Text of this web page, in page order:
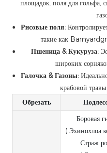
площадок, поля для
Рисовые поля:
такие как
Пшеница & Кукуруза:
широких
Галочка & Газоны:
крабовой
Обрезать
Боровая
( Эхинохлоа
Страж